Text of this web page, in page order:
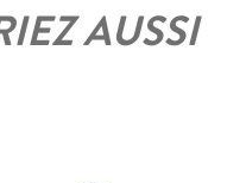
AUSSI